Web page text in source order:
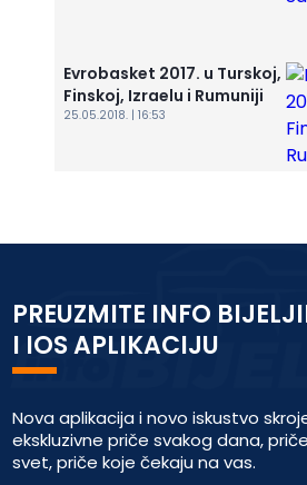
Evrobasket 2017. u Turskoj,
Finskoj, Izraelu i Rumuniji
25.05.2018. | 16:53
PREUZMITE INFO
I IOS APLIKACIJU
Nova aplikacija i novo iskustvo
ekskluzivne priče svakog dana,
svet, priče koje čekaju na vas.